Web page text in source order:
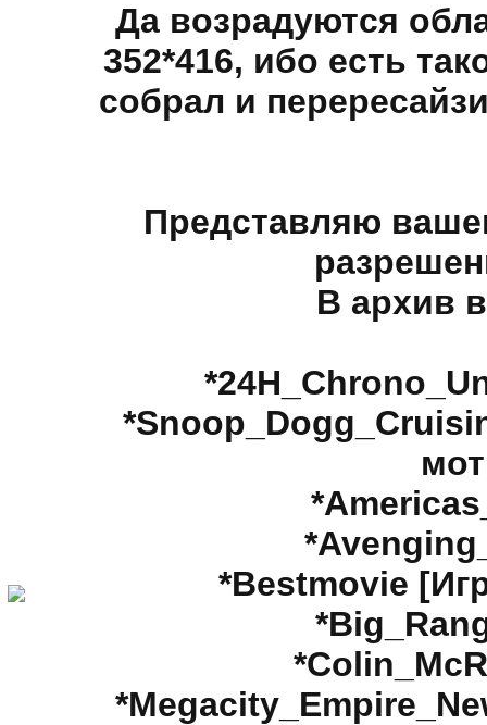
Да возрадуются
352*416, ибо есть
собрал и
Представляю
В архив
*Bestmovie